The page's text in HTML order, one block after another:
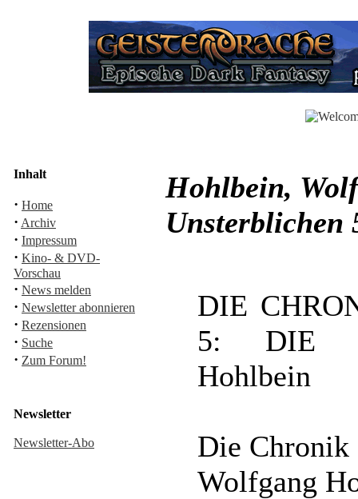
Inhalt
· Home
· Archiv
· Impressum
· Kino- & DVD-
Vorschau
· News melden
· Newsletter abonnieren
· Rezensionen
· Suche
· Zum Forum!
Newsletter
Newsletter-Abo
Hohlbein,
Unsterblichen
DIE
5: DIE
Hohlbein
Die Chronik
Wolfgang